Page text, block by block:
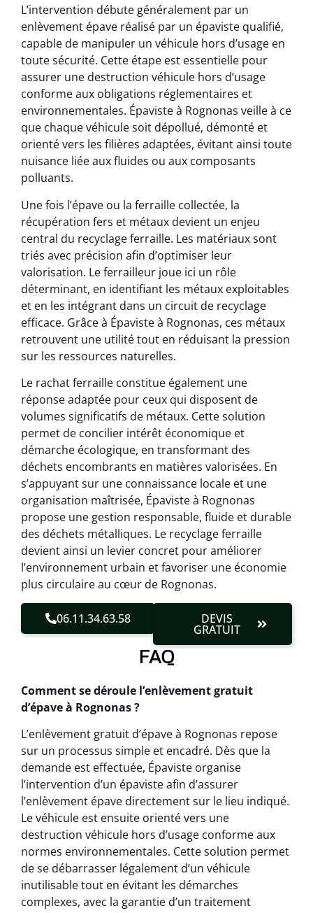
L’intervention débute généralement par un
enlèvement épave réalisé par un épaviste qualifié,
capable de manipuler un véhicule hors d’usage en
toute sécurité. Cette étape est essentielle pour
assurer une destruction véhicule hors d’usage
conforme aux obligations réglementaires et
environnementales. Épaviste à Rognonas veille à ce
que chaque véhicule soit dépollué, démonté et
orienté vers les filières adaptées, évitant ainsi toute
nuisance liée aux fluides ou aux composants
polluants.
Une fois l’épave ou la ferraille collectée, la
récupération fers et métaux devient un enjeu
central du recyclage ferraille. Les matériaux sont
triés avec précision afin d’optimiser leur
valorisation. Le ferrailleur joue ici un rôle
déterminant, en identifiant les métaux exploitables
et en les intégrant dans un circuit de recyclage
efficace. Grâce à Épaviste à Rognonas, ces métaux
retrouvent une utilité tout en réduisant la pression
sur les ressources naturelles.
Le rachat ferraille constitue également une
réponse adaptée pour ceux qui disposent de
volumes significatifs de métaux. Cette solution
permet de concilier intérêt économique et
démarche écologique, en transformant des
déchets encombrants en matières valorisées. En
s’appuyant sur une connaissance locale et une
organisation maîtrisée, Épaviste à Rognonas
propose une gestion responsable, fluide et durable
des déchets métalliques. Le recyclage ferraille
devient ainsi un levier concret pour améliorer
l’environnement urbain et favoriser une économie
plus circulaire au cœur de Rognonas.
06.11.34.63.58 DEVIS
GRATUIT
FAQ
Comment se déroule l’enlèvement gratuit
d’épave à Rognonas ?
L’enlèvement gratuit d’épave à Rognonas repose
sur un processus simple et encadré. Dès que la
demande est effectuée, Épaviste organise
l’intervention d’un épaviste afin d’assurer
l’enlèvement épave directement sur le lieu indiqué.
Le véhicule est ensuite orienté vers une
destruction véhicule hors d’usage conforme aux
normes environnementales. Cette solution permet
de se débarrasser légalement d’un véhicule
inutilisable tout en évitant les démarches
complexes, avec la garantie d’un traitement